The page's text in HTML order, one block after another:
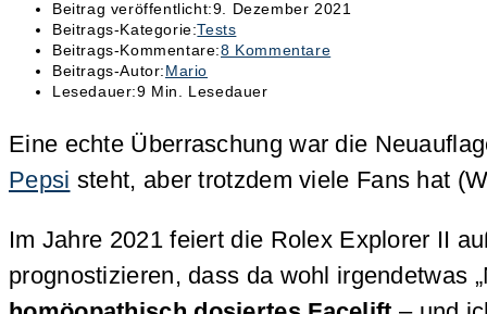
Beitrag veröffentlicht:9. Dezember 2021
Beitrags-Kategorie:Tests
Beitrags-Kommentare:8 Kommentare
Beitrags-Autor:Mario
Lesedauer:9 Min. Lesedauer
Eine echte Überraschung war die
Pepsi steht, aber trotzdem viele Fans hat
Im Jahre 2021 feiert die Rolex Explorer II
prognostizieren, dass da wohl irgendetwas